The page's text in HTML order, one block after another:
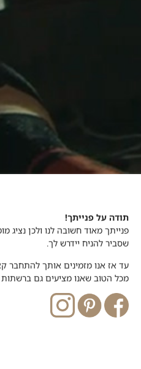
תודה על פנייתך!
פנייתך מאוד חשובה לנו ולכן נציג
שסביר להניח יידרש לך.
עד אז אנו מזמינים אותך להתחבר
מכל הטוב שאנו מציעים גם